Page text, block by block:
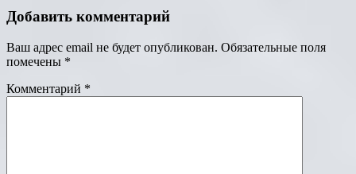
Добавить комментарий
Ваш адрес email не будет опубликован. Обязательные поля
помечены *
Комментарий *